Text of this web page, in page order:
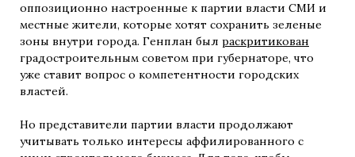
оппозиционно настроенные к партии власти СМИ и
местные жители, которые хотят сохранить зеленые
зоны внутри города. Генплан был раскритикован
градостроительным советом при губернаторе, что
уже ставит вопрос о компетентности городских
властей.
Но представители партии власти продолжают
учитывать только интересы аффилированного с